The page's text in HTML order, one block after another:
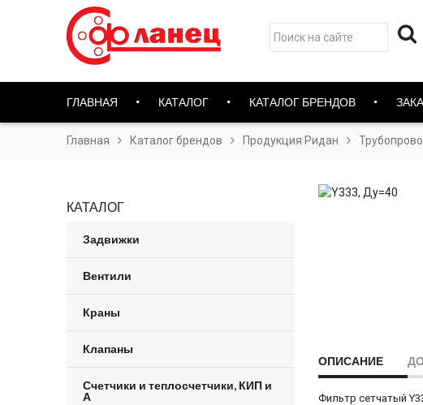
ГЛАВНАЯ КАТАЛОГ КАТАЛОГ БРЕНДОВ
Главная Каталог брендов Продукция Ридан
КАТАЛОГ
Задвижки
Вентили
Краны
Клапаны
Счетчики и теплосчетчики, КИП и
А
ОПИСАНИЕ
Фильтр сетчатый